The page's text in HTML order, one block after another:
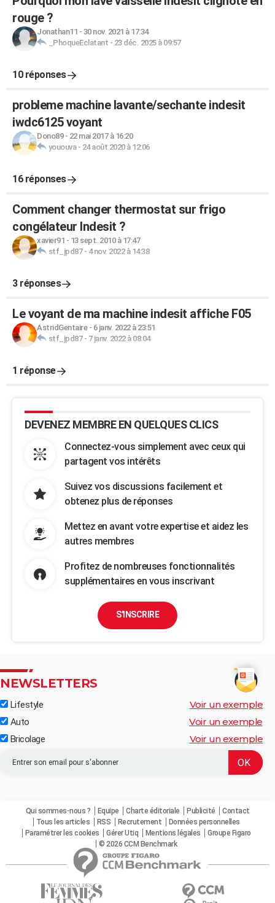
rouge ?
Jonathan11 - 30 nov. 2021 à 17:34
_PhoqueEclatant - 23 déc. 2025 à 09:57
10 réponses
probleme machine lavante/sechante indesit
iwdc6125 voyant
Dono89- 22 mai 2017 à 16:20
yououva- 24 août 2020 à 12:06
16 réponses
Comment changer thermostat sur frigo
congélateur Indesit ?
xavier91 - 13 sept. 2010 à 17:47
stf_jpd87- 4 nov. 2022 à 14:38
3 réponses
Le voyant de ma machine indesit affiche F05
AstridGentaire- 6 janv. 2022 à 23:51
stf_jpd87- 7 janv. 2022 à 08:04
1 réponse
DEVENEZ MEMBRE EN QUELQUES CLICS
Connectez-vous simplement avec ceux qui
partagent vos intérêts
Suivez vos discussions facilement et
obtenez plus de réponses
Mettez en avant votre expertise et aidez les
autres membres
Profitez de nombreuses fonctionnalités
supplémentaires en vous inscrivant
S'INSCRIRE
NEWSLETTERS
Lifestyle Voir un exemple
Auto Voir un exemple
Bricolage Voir un exemple
Qui sommes-nous ? Equipe Charte éditoriale Publicité
Contact
Tous les articles
RSS Recrutement
Données personnelles
Paramétrer les cookies
Gérer Utiq Mentions légales
Groupe Figaro
© 2026 CCM Benchmark